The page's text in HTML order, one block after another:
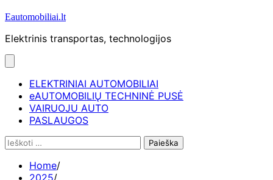
Eautomobiliai.lt
Elektrinis transportas, technologijos
ELEKTRINIAI AUTOMOBILIAI
eAUTOMOBILIŲ TECHNINĖ PUSĖ
VAIRUOJU AUTO
PASLAUGOS
Ieškoti:
Home
2025